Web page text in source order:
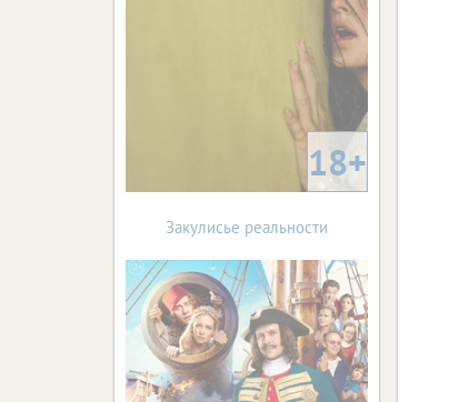
18+
Закулисье реальности